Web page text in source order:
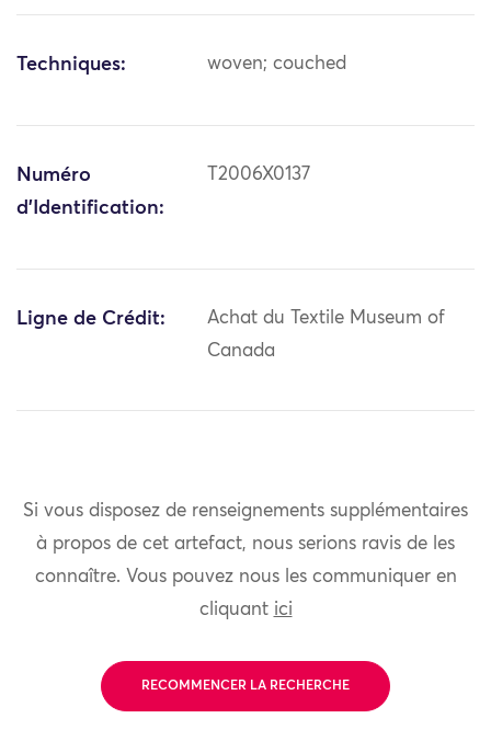
Techniques: woven; couched
Numéro
d'Identification:
T2006X0137
Ligne de Crédit:
Achat du Textile Museum of
Canada
Si vous disposez de renseignements supplémentaires
à propos de cet artefact, nous serions ravis de les
connaître. Vous pouvez nous les communiquer en
cliquant ici
RECOMMENCER LA RECHERCHE